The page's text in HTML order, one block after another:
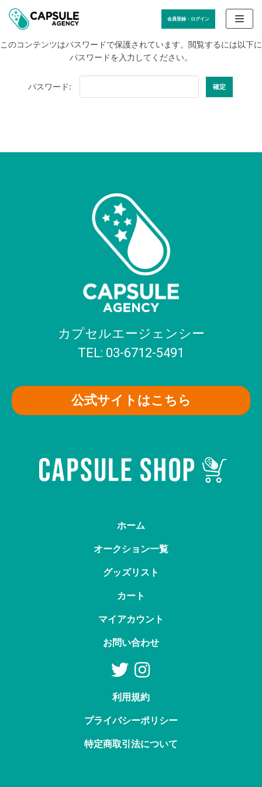
コ
ン
ン
会員登録・ログイン
このコンテンツはパスワードで保護されています。閲覧するには以下に
パスワードを入力してください。
パスワード:
カプセルエージェンシー
TEL: 03-6712-5491
公式サイトはこちら
ホーム
オークション一覧
グッズリスト
カート
マイアカウント
お問い合わせ
利用規約
プライバシーポリシー
特定商取引法について